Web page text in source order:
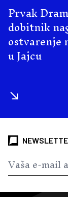
Prvak
dobitnik
ostvarenje
u Jajcu